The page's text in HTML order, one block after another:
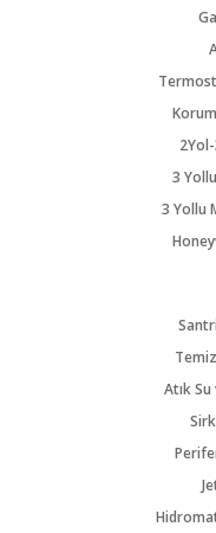
3
3 Yollu
Atık